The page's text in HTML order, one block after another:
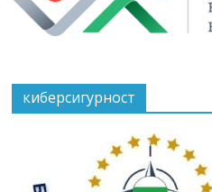
киберсигурност